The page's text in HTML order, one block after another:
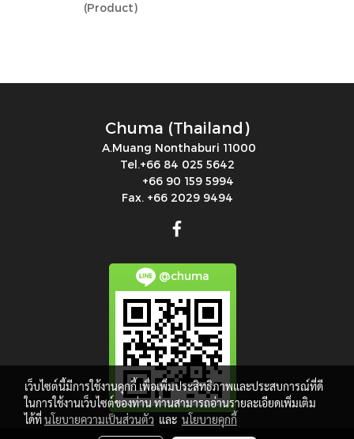
(Product)
Chuma (Thailand)
A.Muang Nonthaburi 11000
Tel.+66 84 025 5642
+66 90 159 5994
Fax. +66 2029 9494
@chuma
เว็บไซต์นี้มีการใช้งานคุกกี้ เพื่อเพิ่มประสิทธิภาพและประสบการณ์ที่ดี
ในการใช้งานเว็บไซต์ของท่าน ท่านสามารถอ่านรายละเอียดเพิ่มเติม
ได้ที่นโยบายความเป็นส่วนตัว และ นโยบายคุกกี้